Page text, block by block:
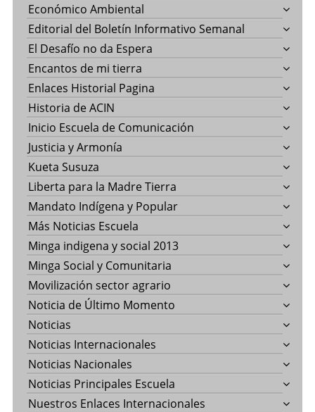
Económico Ambiental
Editorial del Boletín Informativo Semanal
El Desafío no da Espera
Encantos de mi tierra
Enlaces Historial Pagina
Historia de ACIN
Inicio Escuela de Comunicación
Justicia y Armonía
Kueta Susuza
Liberta para la Madre Tierra
Mandato Indígena y Popular
Más Noticias Escuela
Minga indigena y social 2013
Minga Social y Comunitaria
Movilización sector agrario
Noticia de Último Momento
Noticias
Noticias Internacionales
Noticias Nacionales
Noticias Principales Escuela
Nuestros Enlaces Internacionales